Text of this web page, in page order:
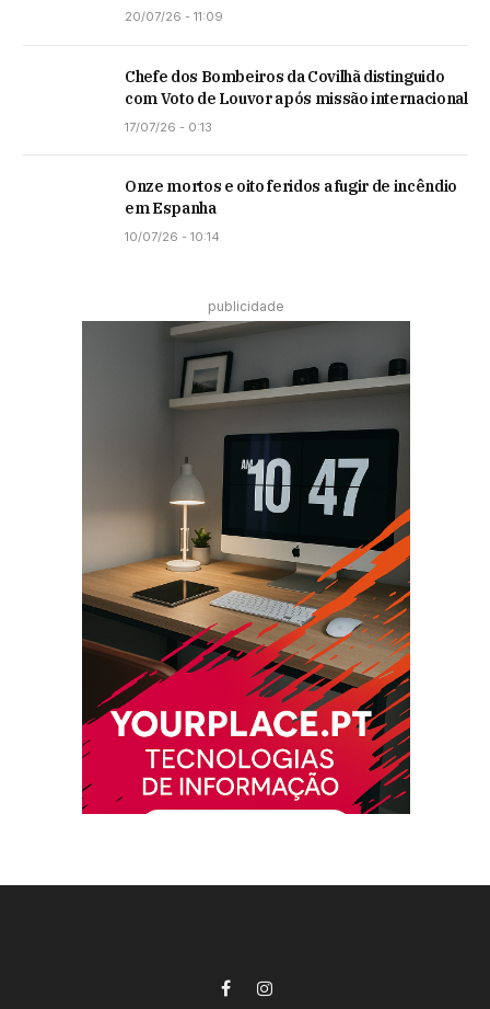
20/07/26 - 11:09
Chefe dos Bombeiros da Covilhã distinguido
com Voto de Louvor após missão internacional
17/07/26 - 0:13
Onze mortos e oito feridos a fugir de incêndio
em Espanha
10/07/26 - 10:14
publicidade
FacebookInstagram